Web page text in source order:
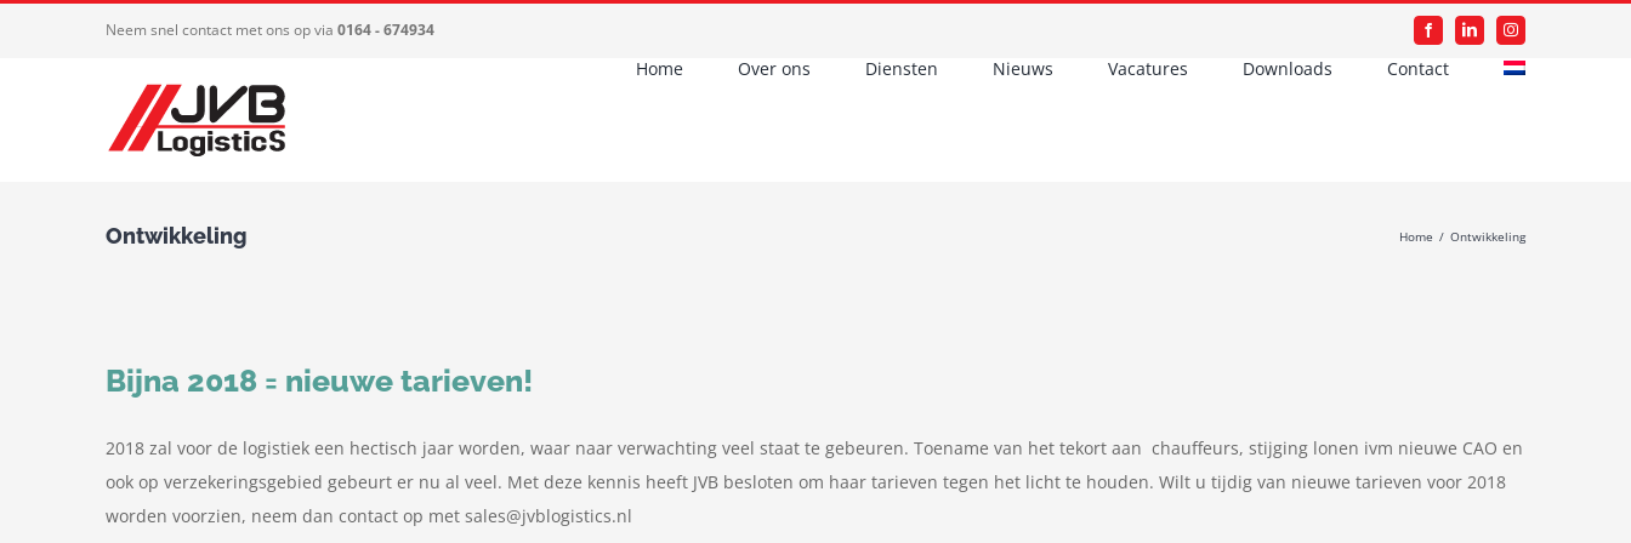
Neem snel contact met ons op via 0164 - 674934 FacebookLinkedInInstagram
Home Over ons Diensten Nieuws Vacatures Downloads Contact
Ontwikkeling Home / Ontwikkeling
Bijna 2018 = nieuwe tarieven!
2018 zal voor de logistiek een hectisch jaar worden, waar naar verwachting veel staat te gebeuren. Toename van het tekort aan chauffeurs, stijging lonen ivm nieuwe CAO en
ook op verzekeringsgebied gebeurt er nu al veel. Met deze kennis heeft JVB besloten om haar tarieven tegen het licht te houden. Wilt u tijdig van nieuwe tarieven voor 2018
worden voorzien, neem dan contact op met sales@jvblogistics.nl